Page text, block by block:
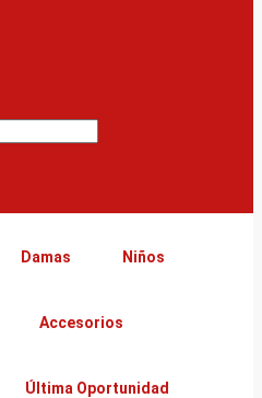
Damas Niños
Accesorios
Última Oportunidad